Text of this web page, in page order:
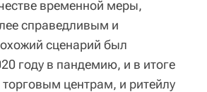
временной меры,
справедливым и
сценарий был
году в пандемию, и в итоге
центрам, и ритейлу